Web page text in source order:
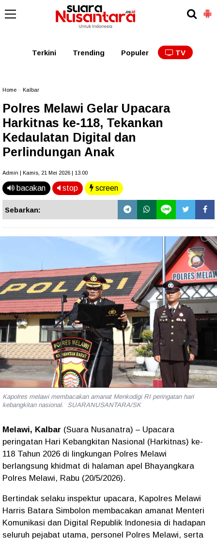
Kalbar Kalteng
Terkini Trending Populer TV
Home Kalbar
Polres Melawi Gelar Upacara
Harkitnas ke-118, Tekankan
Kedaulatan Digital dan
Perlindungan Anak
Admin | Kamis, 21 Mei 2026 | 13.00
bacakan stop screen
Sebarkan:
Kapolres melawi membacakan amanat Menkodigi RI peringatan hari
kebangkitan nasional. SUARANUSANTARA/SK
Melawi, Kalbar (Suara Nusanatra) – Upacara
peringatan Hari Kebangkitan Nasional (Harkitnas) ke-
118 Tahun 2026 di lingkungan Polres Melawi
berlangsung khidmat di halaman apel Bhayangkara
Polres Melawi, Rabu (20/5/2026).
Bertindak selaku inspektur upacara, Kapolres Melawi
Harris Batara Simbolon membacakan amanat Menteri
Komunikasi dan Digital Republik Indonesia di hadapan
seluruh pejabat utama, personel Polres Melawi, serta